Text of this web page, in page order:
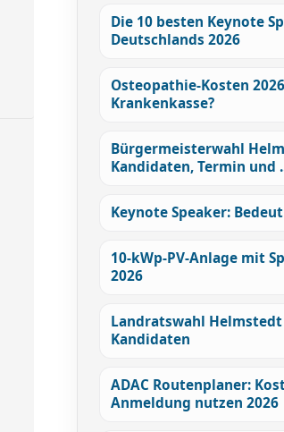
Die 10 besten Keynote
Deutschlands 2026
Osteopathie-Kosten
Krankenkasse?
Bürgermeisterwahl
Kandidaten, Termin und
Keynote Speaker:
10-kWp-PV-Anlage mit
2026
Landratswahl Helmstedt
Kandidaten
ADAC Routenplaner:
Anmeldung nutzen 2026